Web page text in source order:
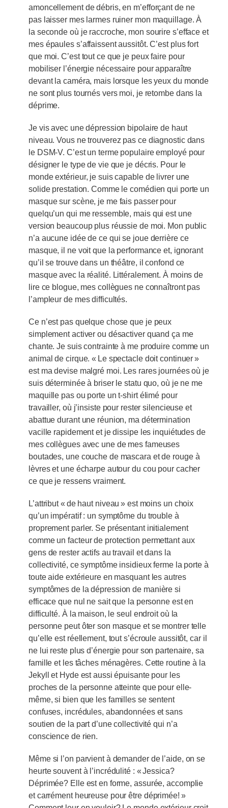
amoncellement de débris, en m’efforçant de ne
pas laisser mes larmes ruiner mon maquillage. À
la seconde où je raccroche, mon sourire s’efface et
mes épaules s’affaissent aussitôt. C’est plus fort
que moi. C’est tout ce que je peux faire pour
mobiliser l’énergie nécessaire pour apparaître
devant la caméra, mais lorsque les yeux du monde
ne sont plus tournés vers moi, je retombe dans la
déprime.
Je vis avec une dépression bipolaire de haut
niveau. Vous ne trouverez pas ce diagnostic dans
le DSM-V. C’est un terme populaire employé pour
désigner le type de vie que je décris. Pour le
monde extérieur, je suis capable de livrer une
solide prestation. Comme le comédien qui porte un
masque sur scène, je me fais passer pour
quelqu’un qui me ressemble, mais qui est une
version beaucoup plus réussie de moi. Mon public
n’a aucune idée de ce qui se joue derrière ce
masque, il ne voit que la performance et, ignorant
qu’il se trouve dans un théâtre, il confond ce
masque avec la réalité. Littéralement. À moins de
lire ce blogue, mes collègues ne connaîtront pas
l’ampleur de mes difficultés.
Ce n’est pas quelque chose que je peux
simplement activer ou désactiver quand ça me
chante. Je suis contrainte à me produire comme un
animal de cirque. « Le spectacle doit continuer »
est ma devise malgré moi. Les rares journées où je
suis déterminée à briser le statu quo, où je ne me
maquille pas ou porte un t-shirt élimé pour
travailler, où j’insiste pour rester silencieuse et
abattue durant une réunion, ma détermination
vacille rapidement et je dissipe les inquiétudes de
mes collègues avec une de mes fameuses
boutades, une couche de mascara et de rouge à
lèvres et une écharpe autour du cou pour cacher
ce que je ressens vraiment.
L’attribut « de haut niveau » est moins un choix
qu’un impératif : un symptôme du trouble à
proprement parler. Se présentant initialement
comme un facteur de protection permettant aux
gens de rester actifs au travail et dans la
collectivité, ce symptôme insidieux ferme la porte à
toute aide extérieure en masquant les autres
symptômes de la dépression de manière si
efficace que nul ne sait que la personne est en
difficulté. À la maison, le seul endroit où la
personne peut ôter son masque et se montrer telle
qu’elle est réellement, tout s’écroule aussitôt, car il
ne lui reste plus d’énergie pour son partenaire, sa
famille et les tâches ménagères. Cette routine à la
Jekyll et Hyde est aussi épuisante pour les
proches de la personne atteinte que pour elle-
même, si bien que les familles se sentent
confuses, incrédules, abandonnées et sans
soutien de la part d’une collectivité qui n’a
conscience de rien.
Même si l’on parvient à demander de l’aide, on se
heurte souvent à l’incrédulité : « Jessica?
Déprimée? Elle est en forme, assurée, accomplie
et carrément heureuse pour être déprimée! »